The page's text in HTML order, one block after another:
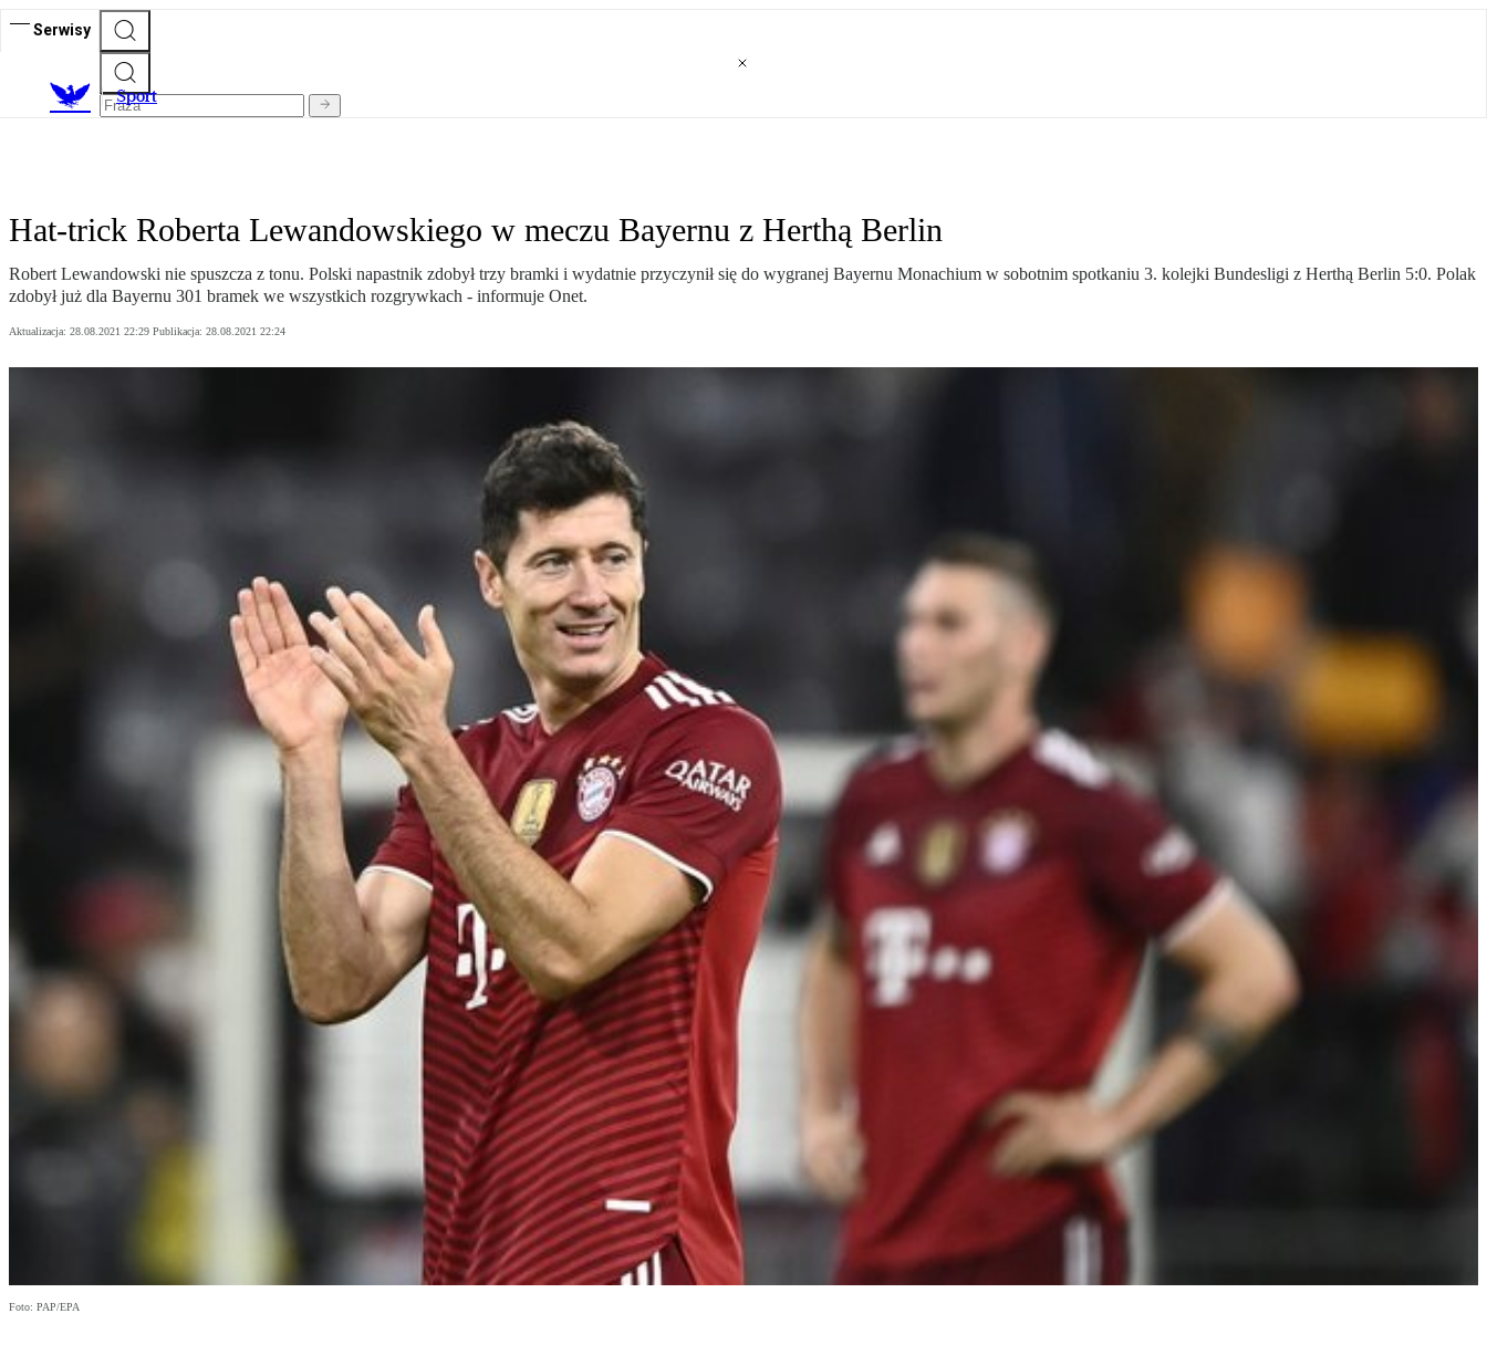
Serwisy
Sport
Hat-trick Roberta Lewandowskiego w meczu Bayernu z Herthą Berlin
Robert Lewandowski nie spuszcza z tonu. Polski napastnik zdobył trzy bramki i wydatnie przyczynił się do wygranej Bayernu Monachium w sobotnim spotkaniu 3. kolejki Bundesligi z Herthą Berlin 5:0. Polak
zdobył już dla Bayernu 301 bramek we wszystkich rozgrywkach - informuje Onet.
Aktualizacja: 28.08.2021 22:29 Publikacja: 28.08.2021 22:24
Foto: PAP/EPA